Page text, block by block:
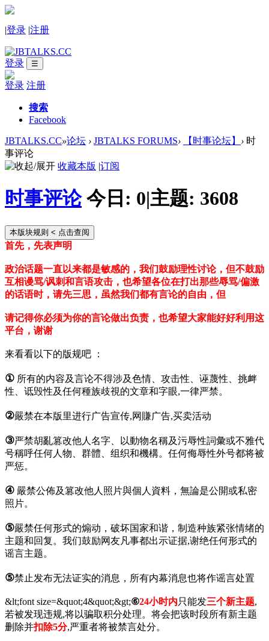
|登录 |注册
登录 ☰
登录 注册
搜索
Facebook
JBTALKS.CC»论坛 › JBTALKS FORUMS› 【时事论坛】 › 时
事评论
收藏本版 |订阅
时事评论 今日: 0|主题: 3608
本版块规则 < 点击查阅
首先，先表声明
政治话题一直以来都是敏感的，我们鼓励理性讨论，但不鼓励
互相谩骂/讽刺和言语攻击，也希望各位在打出那些辱骂/偏激
的话语时，请先三思，虽然我们都有言论的自由，但
请记得你必须为你的言论做出负责，也希望大家能好好利用这
平台，谢谢
来看看以下的版规吧 ：
① 所有的内容及言论不得涉及色情、攻击性、诬蔑性、挑衅
性、诋毁性及任何種族歧視的文章和字眼,一律严禁。
②嚴禁在本版里进行广告宣传,网賺广告,买卖活动
③严禁胡亂篡改他人名字、以動物名稱及污辱性詞彙或不雅代
号稱呼任何人物、群體、组织和機構。任何侮辱性外号都将被
严惩。
④ 嚴禁公佈及篡改他人照片與個人資料，無論是公開或私密
照片。
⑤嚴禁任何形式的煽动，破坏国家和谐，制造种族紧张情绪的
主题和回复。我们鼓励网友凡事都出示证据,谢绝任何形式的
谣言主题。
⑤禁止发布无法证实的消息，所有内幕消息也将作谣言处置
&lt;font size=&quot;4&quot;&gt;⑥24小时内只能发三个新主题,
若被发现违规,将以骗取积分处理。将会把该时段所有新主题
删除并扣除5分,严重者将被禁言处分。